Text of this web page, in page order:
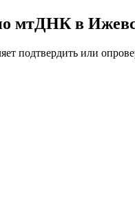
мтДНК в
подтвердить или